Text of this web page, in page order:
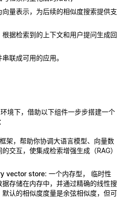
量表示，为后续的相似度搜索提供支
据检索到的上下文和用户提问生成回
联成可用的应用。
境下，借助以下组件一步步搭建一个
架，帮助你协调大语言模型、向量数
交互，使集成检索增强生成（RAG）
vector store: 一个内存型， 临时性
存储在内存中，并通过精确的线性搜
认的相似度度量是余弦相似度，但可